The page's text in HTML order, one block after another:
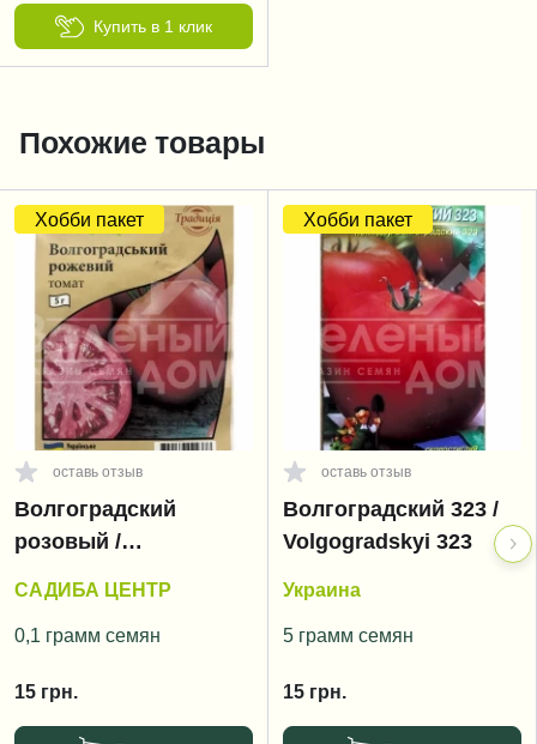
Купить в 1 клик
Похожие товары
Хобби пакет
оставь отзыв
Волгоградский
розовый /
САДИБА ЦЕНТР
0,1 грамм семян
15 грн.
Хобби пакет
оставь отзыв
Волгоградский 323 /
Volgogradskyi 323
Украина
5 грамм семян
15 грн.